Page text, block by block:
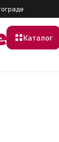
Каталог